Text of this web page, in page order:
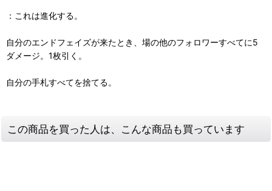
：これは進化する。
自分のエンドフェイズが来たとき、場の他のフォロワーすべてに5
ダメージ。1枚引く。
自分の手札すべてを捨てる。
この商品を買った人は、こんな商品も買っています